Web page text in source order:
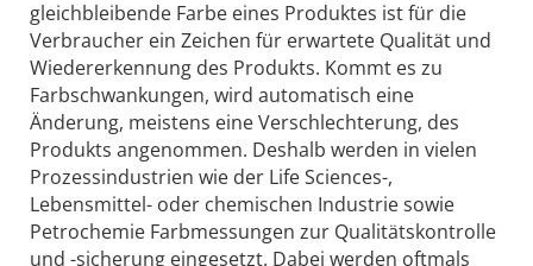
gleichbleibende Farbe eines Produktes ist für die
Verbraucher ein Zeichen für erwartete Qualität und
Wiedererkennung des Produkts. Kommt es zu
Farbschwankungen, wird automatisch eine
Änderung, meistens eine Verschlechterung, des
Produkts angenommen. Deshalb werden in vielen
Prozessindustrien wie der Life Sciences-,
Lebensmittel- oder chemischen Industrie sowie
Petrochemie Farbmessungen zur Qualitätskontrolle
und -sicherung eingesetzt. Dabei werden oftmals